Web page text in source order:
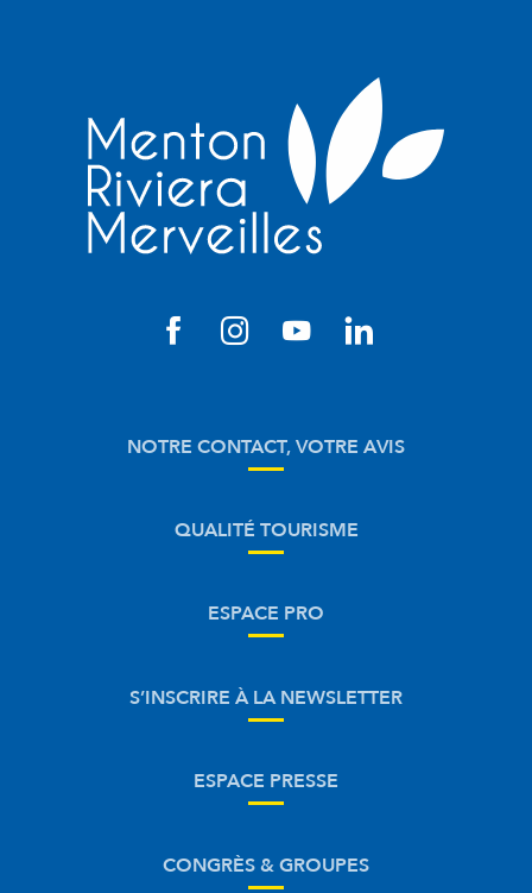
NOTRE CONTACT, VOTRE AVIS
QUALITÉ TOURISME
ESPACE PRO
S’INSCRIRE À LA NEWSLETTER
ESPACE PRESSE
CONGRÈS & GROUPES